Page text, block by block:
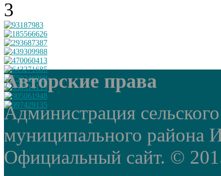
Авторские права
Администрация
муниципального района
Официальный сайт. ©